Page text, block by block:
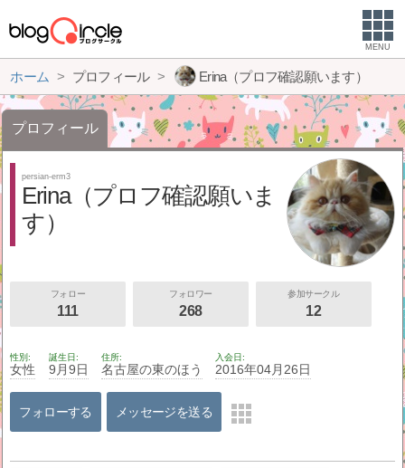
MENU
ホーム プロフィール Erina（プロフ確認願います）
プロフィール
persian-erm3
Erina（プロフ確認願いま
す）
フォロー
111
フォロワー
268
参加サークル
12
性別
女性
誕生日
9月9日
住所
名古屋の東のほう
入会日
2016年04月26日
フォローする メッセージを送る